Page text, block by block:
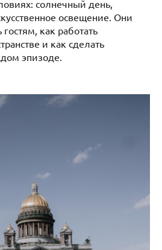
солнечный день,
освещение. Они
как работать
и как сделать
эпизоде.